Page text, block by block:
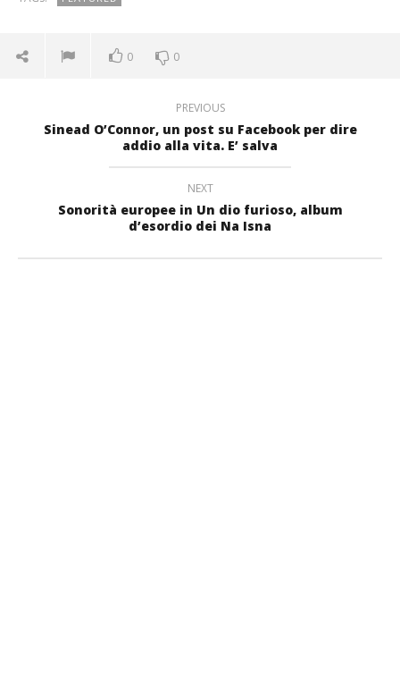
0 0
PREVIOUS
Sinead O’Connor, un post su Facebook per dire
addio alla vita. E’ salva
NEXT
Sonorità europee in Un dio furioso, album
d’esordio dei Na Isna